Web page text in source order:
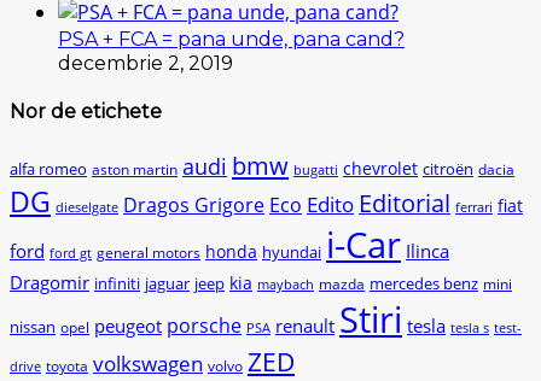
PSA + FCA = pana unde, pana cand?
decembrie 2, 2019
Nor de etichete
alfa romeo aston martin audi bmw bugatti chevrolet citroën dacia
DG dieselgate Dragos Grigore Eco Edito Editorial ferrari fiat
ford ford gt general motors honda hyundai i-Car Ilinca
Dragomir infiniti jaguar jeep kia maybach mazda mercedes benz mini
nissan opel peugeot porsche PSA renault Stiri tesla tesla s test-
drive toyota volkswagen volvo ZED